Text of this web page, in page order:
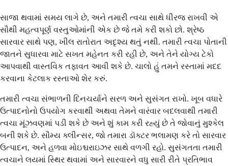
સાજા થવામાં સમય લાગે છે, અને તમારી ત્વચા સાથે ધીરજ રાખવી એ
સૌથી મહત્વપૂર્ણ વસ્તુઓમાંની એક છે જે તમે કરી શકો છો. શ્રેષ્ઠ
સારવાર સાથે પણ, ખીલ રાતોરાત અદૃશ્ય થતું નથી. તમારી ત્વચા પોતાની
જાતને સુધારવા માટે સખત મહેનત કરી રહી છે, અને તેને યોગ્ય ટેકો
આપવાથી વાસ્તવિક તફાવત આવી શકે છે. ચાલો હું તમને રસ્તામાં મદદ
કરવાના કેટલાક રસ્તાઓ શેર કરું.
તમારી ત્વચા સંભાળની દિનચર્યાને સરળ અને સુસંગત રાખો. ખૂબ વધારે
ઉત્પાદનોનો ઉપયોગ કરવાથી અથવા તેમને વારંવાર બદલવાથી તમારી
ત્વચા મૂંઝવણમાં પડી શકે છે અને શું કામ કરી રહ્યું છે તે જોવાનું મુશ્કેલ
બની શકે છે. સૌમ્ય ક્લીન્સર, જો તમારા ડૉક્ટર ભલામણ કરે તો સારવાર
ઉત્પાદન, અને હળવા મોઇશ્ચરાઇઝર સાથે વળગી રહો. સુસંગતતા તમારી
ત્વચાને લયમાં સ્થિર થવામાં અને સારવારને વધુ સારી રીતે પ્રતિભાવ